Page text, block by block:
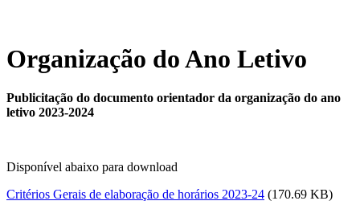
Organização do Ano Letivo
Publicitação do documento orientador da organização do ano
letivo 2023-2024
Disponível abaixo para download
Critérios Gerais de elaboração de horários 2023-24 (170.69 KB)